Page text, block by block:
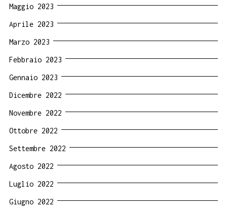
Maggio 2023
Aprile 2023
Marzo 2023
Febbraio 2023
Gennaio 2023
Dicembre 2022
Novembre 2022
Ottobre 2022
Settembre 2022
Agosto 2022
Luglio 2022
Giugno 2022